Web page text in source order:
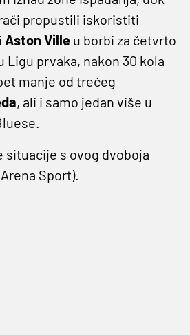
propustili iskoristiti
i Aston Ville u borbi za četvrto
Ligu prvaka, nakon 30 kola
manje od trećeg
, ali i samo jedan više u
situacije s ovog dvoboja
Sport).